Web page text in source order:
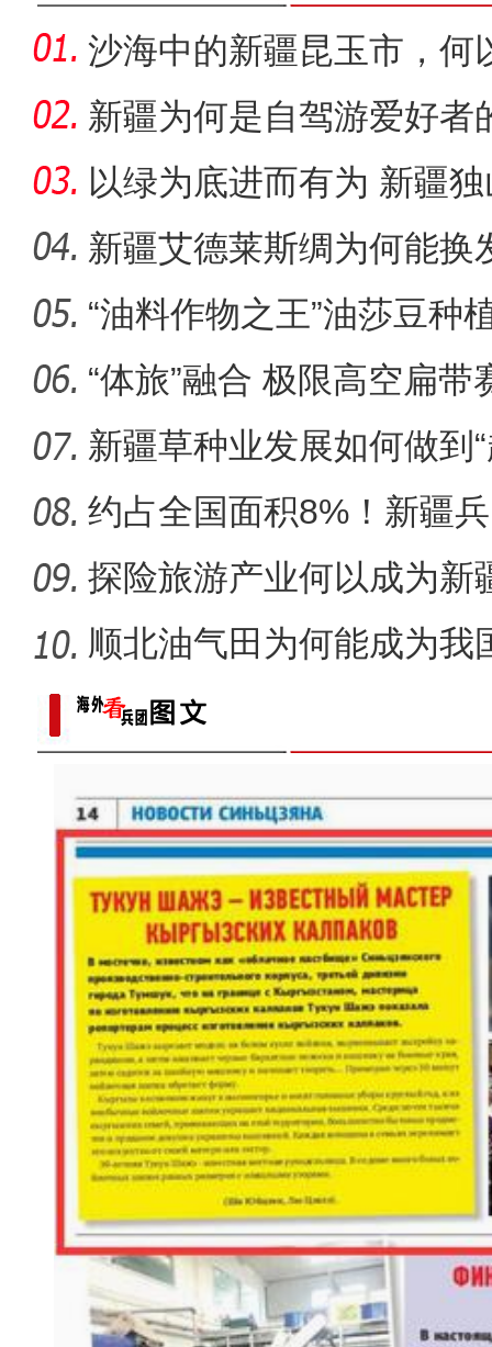
电影《大改水》在新
沙海中的新疆昆玉市，何
新疆为何是自驾游爱好者
以绿为底进而有为 新疆
成“花园工
新疆艾德莱斯绸为何能换
“油料作物之王”油莎豆种
“体旅”融合 极限高空扁
区？
新疆草种业发展如何做到
约占全国面积8%！新疆
市为何能
探险旅游产业何以成为新
顺北油气田为何能成为我
名的项